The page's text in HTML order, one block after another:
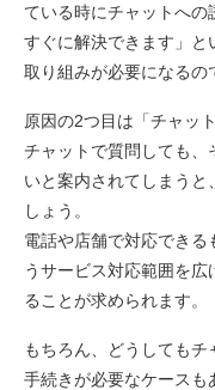
ている時にチャットへ
すぐに解決できます」
取り組みが必要になるの
原因の2つ目は「チャッ
チャットで質問しても、
いと案内されてしまう
しょう。
電話や店舗で対応できる
うサービス対応範囲を
ることが求められます。
もちろん、どうしても
手続きが必要なケースも